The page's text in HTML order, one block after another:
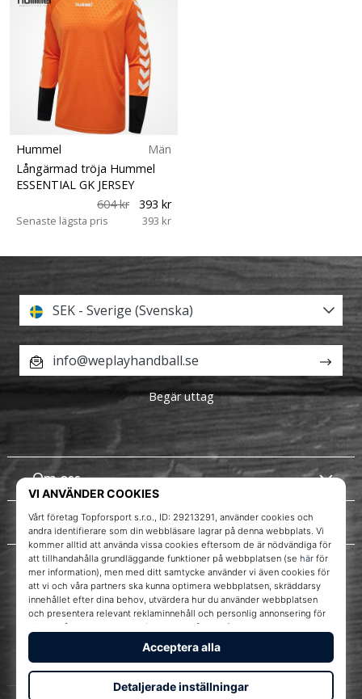
Hummel
Män
Långärmad tröja Hummel
ESSENTIAL GK JERSEY
604 kr
393 kr
Senaste lägsta pris 393 kr
WePlayHandball.se
Instagram
Om oss
Kundtjänst
SEK - Sverige (Svenska)
info@weplayhandball.se
Begär uttag